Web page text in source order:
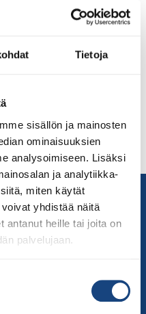
Tietoja
sisällön ja mainosten
ominaisuuksien
analysoimiseen. Lisäksi
ja analytiikka-
miten käytät
yhdistää näitä
antanut heille tai joita on
palvelujaan.
suomalaista judokaa
Suomen
Miehet alle 66
Miehet alle 73 kg,
Judoseura Miehet alle
Miehet alle 81 […]